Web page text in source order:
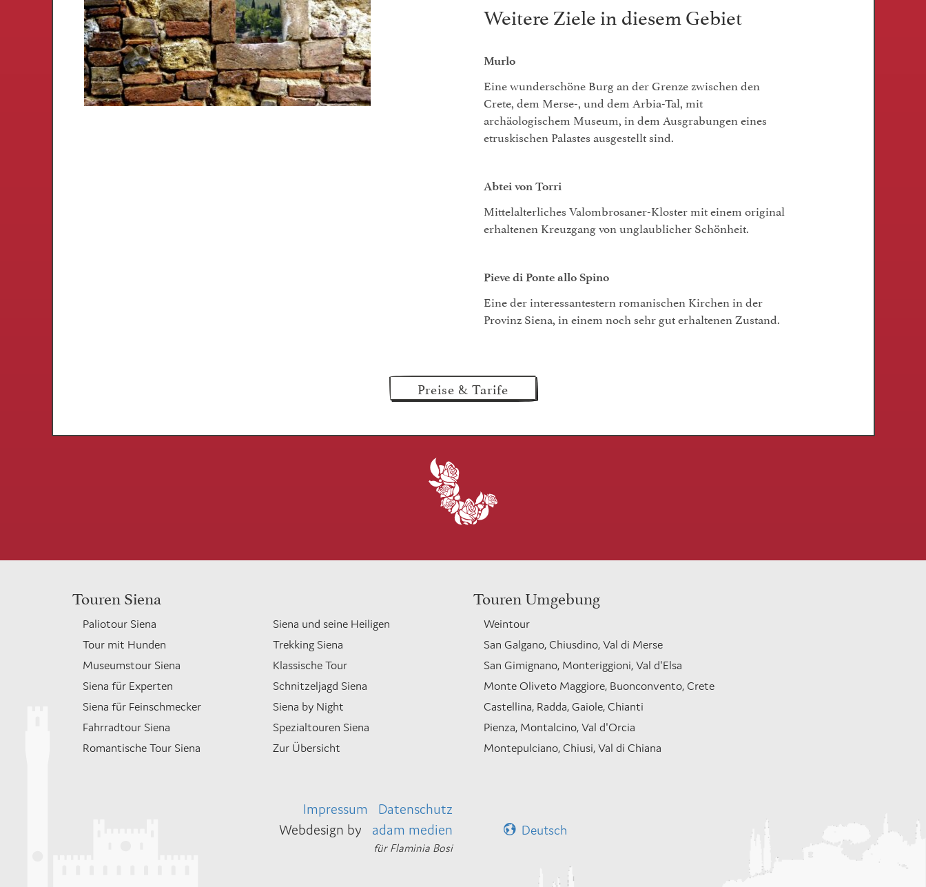
Weitere Ziele in diesem Gebiet
Murlo
Eine wunderschöne Burg an der Grenze zwischen den
Crete, dem Merse-, und dem Arbia-Tal, mit
archäologischem Museum, in dem Ausgrabungen eines
etruskischen Palastes ausgestellt sind.
Abtei von Torri
Mittelalterliches Valombrosaner-Kloster mit einem original
erhaltenen Kreuzgang von unglaublicher Schönheit.
Pieve di Ponte allo Spino
Eine der interessantestern romanischen Kirchen in der
Provinz Siena, in einem noch sehr gut erhaltenen Zustand.
Preise & Tarife
Touren Siena
Paliotour Siena
Siena und seine Heiligen
Tour mit Hunden
Trekking Siena
Museumstour Siena
Klassische Tour
Siena für Experten
Schnitzeljagd Siena
Siena für Feinschmecker
Siena by Night
Fahrradtour Siena
Spezialtouren Siena
Romantische Tour Siena
Zur Übersicht
Touren Umgebung
Weintour
San Galgano, Chiusdino, Val di Merse
San Gimignano, Monteriggioni, Val d'Elsa
Monte Oliveto Maggiore, Buonconvento, Crete
Castellina, Radda, Gaiole, Chianti
Pienza, Montalcino, Val d'Orcia
Montepulciano, Chiusi, Val di Chiana
Impressum
Datenschutz
Webdesign by
adam medien
für Flaminia Bosi
Deutsch